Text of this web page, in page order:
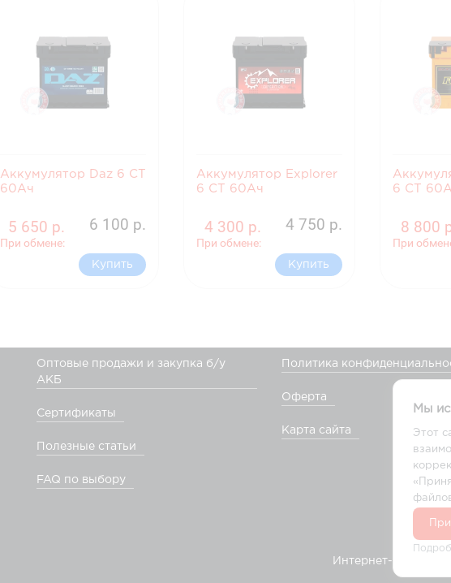
Аккумулятор Daz 6 СТ
60Ач
При обмене:
5 650 р. 6 100 р.
Купить
Аккумулятор Explorer
6 CT 60Ач
При обмене:
4 300 р. 4 750 р.
Купить
6 CT
При
8 800
Оптовые продажи и закупка б/у
АКБ
Сертификаты
Полезные статьи
FAQ по выбору
Политика
Оферта
Карта сайта
Интернет-магазин
Мы
Этот